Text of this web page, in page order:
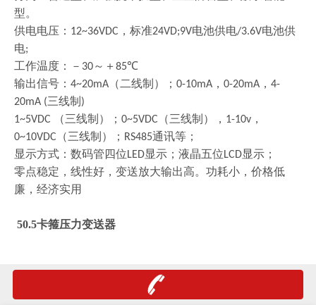
型。
供电电压： 12~36VDC ，标准24VD;9V电池供电/3.6V电池供
电;
工作温度：－ 30～＋85℃
输出信号： 4~20mA （二线制）； 0-10mA ， 0-20mA ， 4-
20mA (三线制 )
1~5VDC
（三线制）； 0~5VDC （三线制）， 1-10v ，
0~10VDC （三线制）； RS485通讯等；
显示方式：数码管四位LED显示；液晶五位LCD显示；
零点稳定，线性好，变送放大输出高。功耗小，价格低
廉，经济实用
50.5卡箍压力变送器